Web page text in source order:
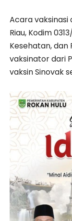
Acara vaksinasi
Riau, Kodim
Kesehatan,
vaksinator dari
vaksin Sinovak